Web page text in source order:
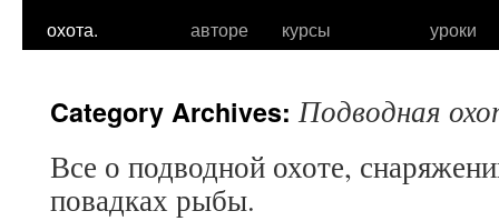
охота.
авторе
курсы
уроки
Category Archives:Подводная
Все о подводной охоте,
повадках рыбы.